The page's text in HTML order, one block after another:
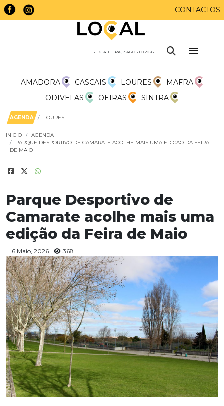
CONTACTOS
SEXTA-FEIRA, 7 AGOSTO 2026
AMADORA CASCAIS LOURES
MAFRA
ODIVELAS
OEIRAS SINTRA
AGENDA LOURES
INICIO
AGENDA
PARQUE DESPORTIVO DE CAMARATE ACOLHE MAIS UMA EDICAO DA FEIRA
DE MAIO
Parque Desportivo de
Camarate acolhe mais uma
edição da Feira de Maio
6 Maio, 2026 368